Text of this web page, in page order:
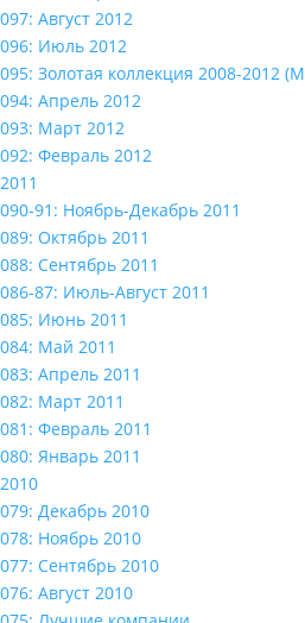
097: Август 2012
096: Июль 2012
095: Золотая коллекция 2008-2012
094: Апрель 2012
093: Март 2012
092: Февраль 2012
2011
090-91: Ноябрь-Декабрь 2011
089: Октябрь 2011
088: Сентябрь 2011
086-87: Июль-Август 2011
085: Июнь 2011
084: Май 2011
083: Апрель 2011
082: Март 2011
081: Февраль 2011
080: Январь 2011
2010
079: Декабрь 2010
078: Ноябрь 2010
077: Сентябрь 2010
076: Август 2010